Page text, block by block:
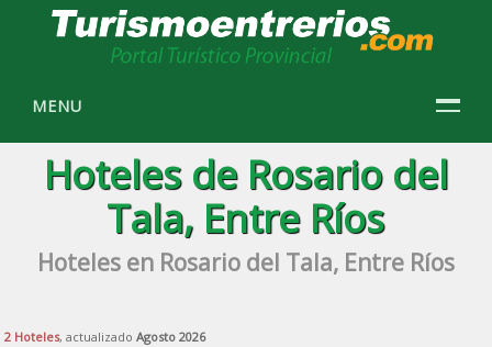
MENU
Hoteles de Rosario del
Tala, Entre Ríos
Hoteles en Rosario del Tala, Entre Ríos
2 Hoteles, actualizadoAgosto 2026